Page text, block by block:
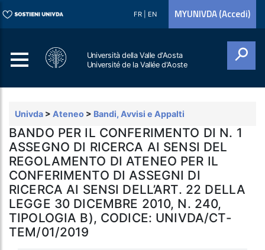
FR EN MYUNIVDA (Accedi)
Università della Valle d'Aosta
Université de la Vallée d'Aoste
Univda > Ateneo > Bandi, Avvisi e Appalti
BANDO PER IL CONFERIMENTO DI N. 1
ASSEGNO DI RICERCA AI SENSI DEL
REGOLAMENTO DI ATENEO PER IL
CONFERIMENTO DI ASSEGNI DI
RICERCA AI SENSI DELL’ART. 22 DELLA
LEGGE 30 DICEMBRE 2010, N. 240,
TIPOLOGIA B), CODICE: UNIVDA/CT-
TEM/01/2019